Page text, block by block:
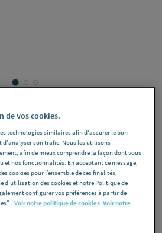
R9H13423
blanc - 13M en 3 rangées -
de vos cookies.
technologies similaires afin d'assurer le bon
d'analyser son trafic. Nous les utilisons
afin de mieux comprendre la façon dont vous
et nos fonctionnalités. En acceptant ce message,
cookies pour l’ensemble de ces finalités,
d'utilisation des cookies et notre Politique de
configurer vos préférences à partir de
Voir notre politique de cookies Voir notre